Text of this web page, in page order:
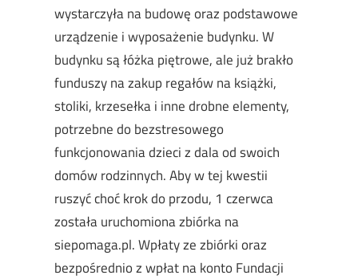
wystarczyła na budowę oraz podstawowe
urządzenie i wyposażenie budynku. W
budynku są łóżka piętrowe, ale już brakło
funduszy na zakup regałów na książki,
stoliki, krzesełka i inne drobne elementy,
potrzebne do bezstresowego
funkcjonowania dzieci z dala od swoich
domów rodzinnych. Aby w tej kwestii
ruszyć choć krok do przodu, 1 czerwca
została uruchomiona zbiórka na
siepomaga.pl. Wpłaty ze zbiórki oraz
bezpośrednio z wpłat na konto Fundacji